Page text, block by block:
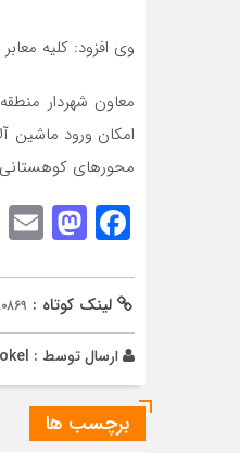
وی افزود: کلیه
معاون شهردار
امکان ورود ماشین
محورهای کوهستانی
لینک کوتاه :
ارسال توسط :
برچسب ها